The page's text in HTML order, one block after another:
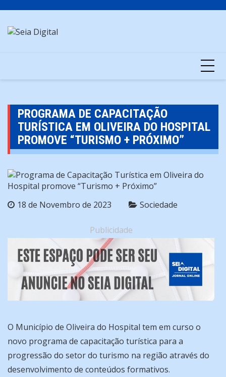
content
PROGRAMA DE CAPACITAÇÃO
TURÍSTICA EM OLIVEIRA DO HOSPITAL
PROMOVE “TURISMO + PRÓXIMO”
18 de Novembro de 2023 Sociedade
Publicidade
O Município de Oliveira do Hospital tem em curso o
novo programa de capacitação turística para a
progressão do setor do turismo na região através do
desenvolvimento de conteúdos formativos.